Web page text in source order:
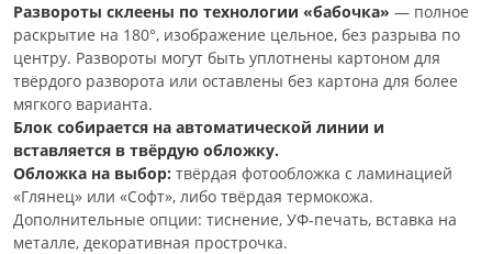
Развороты склеены по технологии «бабочка» — полное
раскрытие на 180°, изображение цельное, без разрыва по
центру. Развороты могут быть уплотнены картоном для
твёрдого разворота или оставлены без картона для более
мягкого варианта.
Блок собирается на автоматической линии и
вставляется в твёрдую обложку.
Обложка на выбор: твёрдая фотообложка с ламинацией
«Глянец» или «Софт», либо твёрдая термокожа.
Дополнительные опции: тиснение, УФ-печать, вставка на
металле, декоративная прострочка.